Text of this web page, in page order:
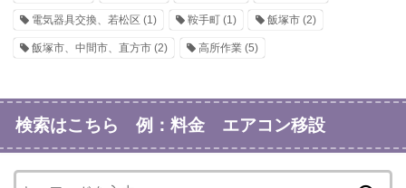
電気器具交換、若松区 (1) 鞍手町(1) 飯塚市(2)
飯塚市、中間市、直方市 (2) 高所作業(5)
検索はこちら 例：料金 エアコン移設